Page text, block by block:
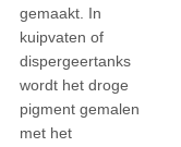
gemaakt. In
kuipvaten of
dispergeertanks
wordt het droge
pigment gemalen
met het